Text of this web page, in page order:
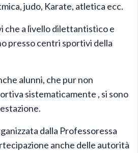
judo, Karate, atletica ecc.
che a livello dilettantistico e
presso centri sportivi della
alunni, che pur non
sistematicamente , si sono
dalla Professoressa
anche delle autorità